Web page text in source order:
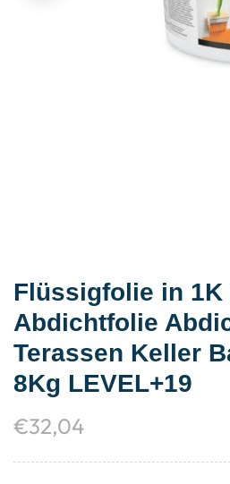
Flüssigfolie in
Abdichtfolie
Terassen Keller
8Kg LEVEL+19
€32,04